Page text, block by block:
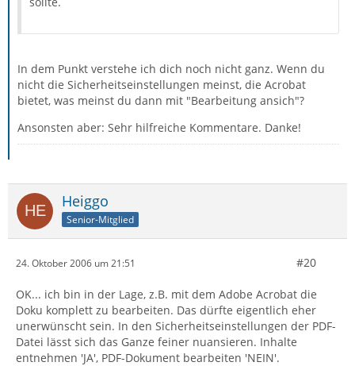
In dem Punkt verstehe ich dich noch nicht ganz. Wenn du
nicht die Sicherheitseinstellungen meinst, die Acrobat
bietet, was meinst du dann mit "Bearbeitung ansich"?
Ansonsten aber: Sehr hilfreiche Kommentare. Danke!
Heiggo
Senior-Mitglied
24. Oktober 2006 um 21:51 #20
OK... ich bin in der Lage, z.B. mit dem Adobe Acrobat die
Doku komplett zu bearbeiten. Das dürfte eigentlich eher
unerwünscht sein. In den Sicherheitseinstellungen der PDF-
Datei lässt sich das Ganze feiner nuansieren. Inhalte
entnehmen 'JA', PDF-Dokument bearbeiten 'NEIN'.